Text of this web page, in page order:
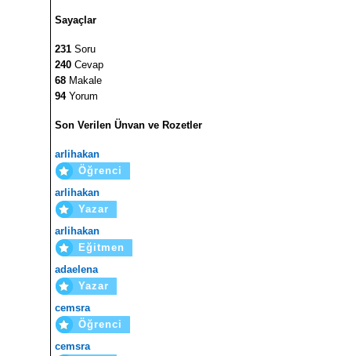
Sayaçlar
231 Soru
240 Cevap
68 Makale
94Yorum
Son Verilen Ünvan ve Rozetler
arlihakan
Öğrenci
arlihakan
Yazar
arlihakan
Eğitmen
adaelena
Yazar
cemsra
Öğrenci
cemsra